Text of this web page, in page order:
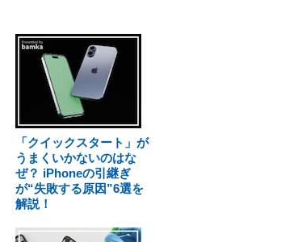
「クイックスタート」が
うまくいかないのはな
ぜ？ iPhoneの引継ぎ
が“失敗する原因”6選を
解説！